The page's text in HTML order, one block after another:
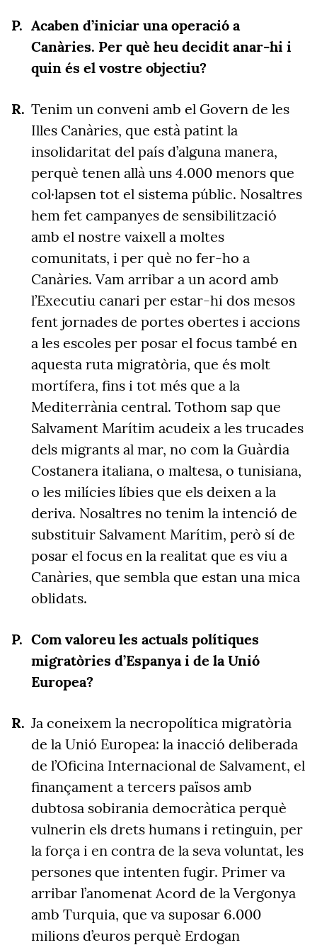
Acaben d’iniciar una operació a
Canàries. Per què heu decidit anar-hi i
quin és el vostre objectiu?
Tenim un conveni amb el Govern de les
Illes Canàries, que està patint la
insolidaritat del país d’alguna manera,
perquè tenen allà uns 4.000 menors que
col·lapsen tot el sistema públic. Nosaltres
hem fet campanyes de sensibilització
amb el nostre vaixell a moltes
comunitats, i per què no fer-ho a
Canàries. Vam arribar a un acord amb
l’Executiu canari per estar-hi dos mesos
fent jornades de portes obertes i accions
a les escoles per posar el focus també en
aquesta ruta migratòria, que és molt
mortífera, fins i tot més que a la
Mediterrània central. Tothom sap que
Salvament Marítim acudeix a les trucades
dels migrants al mar, no com la Guàrdia
Costanera italiana, o maltesa, o tunisiana,
o les milícies líbies que els deixen a la
deriva. Nosaltres no tenim la intenció de
substituir Salvament Marítim, però sí de
posar el focus en la realitat que es viu a
Canàries, que sembla que estan una mica
oblidats.
Com valoreu les actuals polítiques
migratòries d’Espanya i de la Unió
Europea?
Ja coneixem la necropolítica migratòria
de la Unió Europea: la inacció deliberada
de l’Oficina Internacional de Salvament, el
finançament a tercers països amb
dubtosa sobirania democràtica perquè
vulnerin els drets humans i retinguin, per
la força i en contra de la seva voluntat, les
persones que intenten fugir. Primer va
arribar l’anomenat Acord de la Vergonya
amb Turquia, que va suposar 6.000
milions d’euros perquè Erdogan